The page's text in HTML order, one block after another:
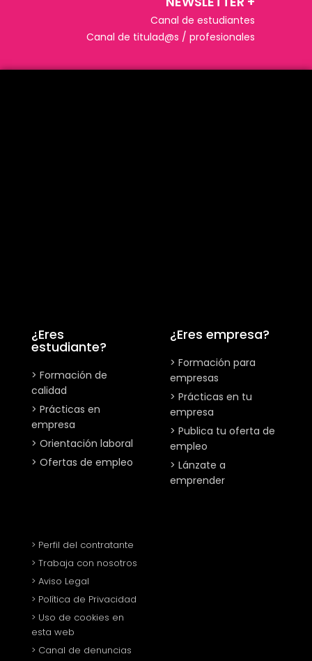
Canal de estudiantes
Canal de titulad@s / profesionales
¿Eres
estudiante?
> Formación de
calidad
> Prácticas en
empresa
> Orientación laboral
> Ofertas de empleo
¿Eres empresa?
> Formación para
empresas
> Prácticas en tu
empresa
> Publica tu oferta de
empleo
> Lánzate a
emprender
> Perfil del contratante
> Trabaja con nosotros
> Aviso Legal
> Política de Privacidad
> Uso de cookies en
esta web
> Canal de denuncias